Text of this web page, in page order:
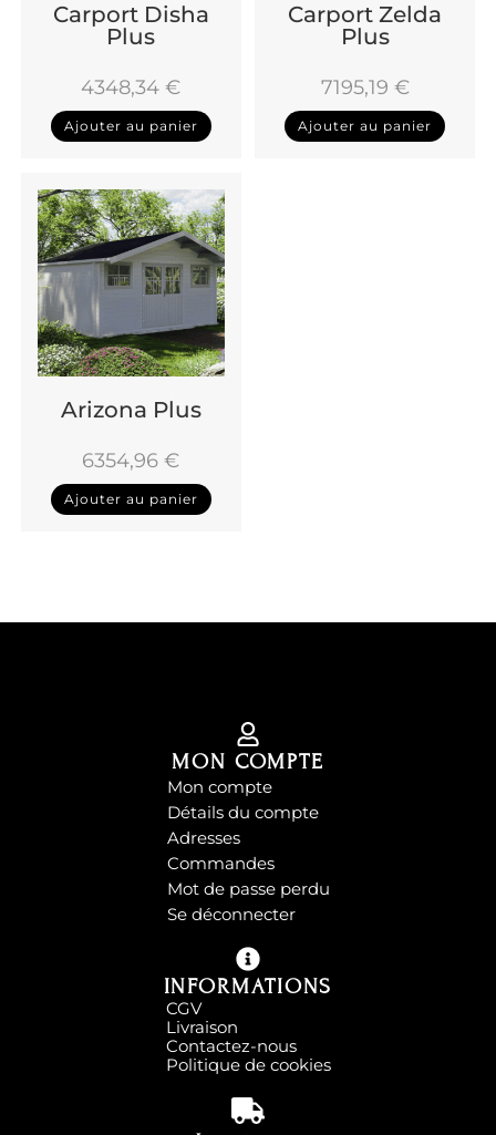
Carport Disha
Plus
4348,34€
Ajouter au panier
Carport Zelda
Plus
7195,19 €
Ajouter au panier
Arizona Plus
6354,96€
Ajouter au panier
MON COMPTE
Mon compte
Détails du compte
Adresses
Commandes
Mot de passe perdu
Se déconnecter
INFORMATIONS
CGV
Livraison
Contactez-nous
Politique de cookies